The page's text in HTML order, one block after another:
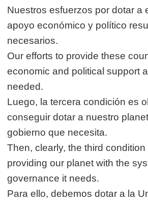
Nuestros esfuerzos por dotar a
apoyo económico y político
necesarios.
Our efforts to provide these
economic and political support
needed.
Luego, la tercera condición es
conseguir dotar a nuestro
gobierno que necesita.
Then, clearly, the third
providing our planet with the
governance it needs.
Para ello, debemos dotar a la